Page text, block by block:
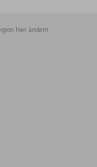
hier ändern